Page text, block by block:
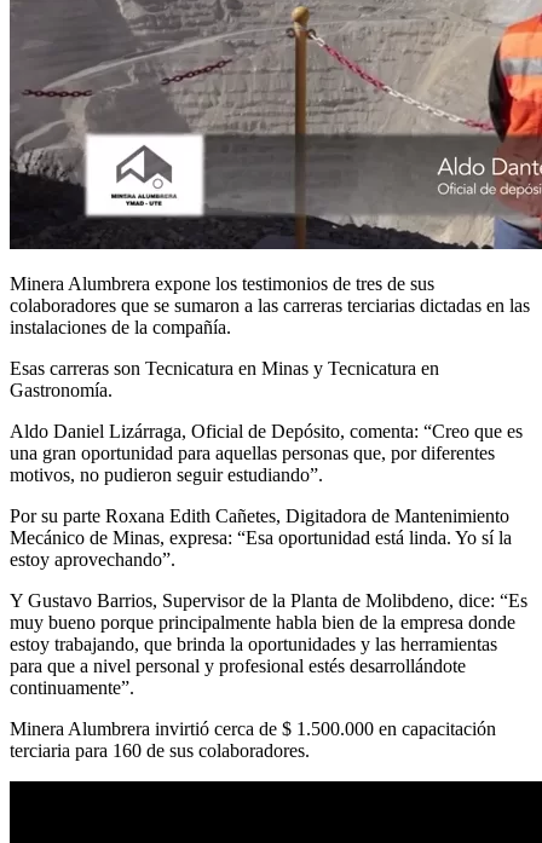
Minera Alumbrera expone los testimonios de tres de sus
colaboradores que se sumaron a las carreras terciarias dictadas en las
instalaciones de la compañía.
Esas carreras son Tecnicatura en Minas y Tecnicatura en
Gastronomía.
Aldo Daniel Lizárraga, Oficial de Depósito, comenta: “Creo que es
una gran oportunidad para aquellas personas que, por diferentes
motivos, no pudieron seguir estudiando”.
Por su parte Roxana Edith Cañetes, Digitadora de Mantenimiento
Mecánico de Minas, expresa: “Esa oportunidad está linda. Yo sí la
estoy aprovechando”.
Y Gustavo Barrios, Supervisor de la Planta de Molibdeno, dice: “Es
muy bueno porque principalmente habla bien de la empresa donde
estoy trabajando, que brinda la oportunidades y las herramientas
para que a nivel personal y profesional estés desarrollándote
continuamente”.
Minera Alumbrera invirtió cerca de $ 1.500.000 en capacitación
terciaria para 160 de sus colaboradores.